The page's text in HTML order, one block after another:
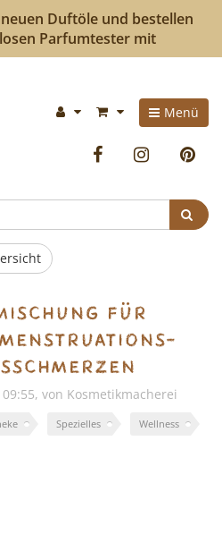
Duftöle und bestellen
Parfumtester mit
Im
Menü
Facebook
für
von Kosmetikmacherei
Spezielles Wellness